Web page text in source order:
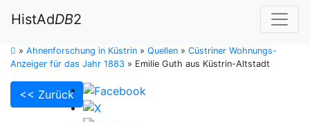
HistAdDB2
» Ahnenforschung in Küstrin » Quellen » Cüstriner Wohnungs-
Anzeiger für das Jahr 1883 » Emilie Guth aus Küstrin-Altstadt
<< Zurück